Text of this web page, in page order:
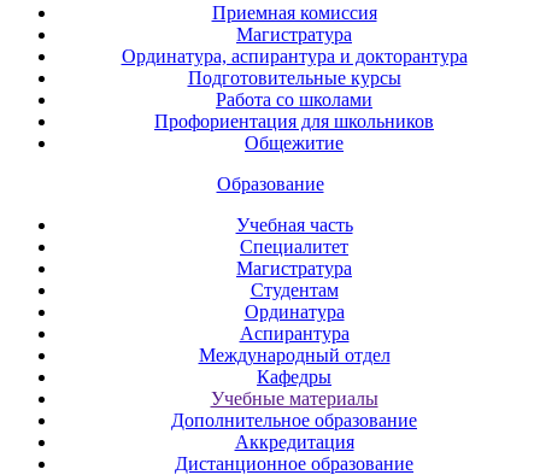
Приемная комиссия
Магистратура
Ординатура, аспирантура и докторантура
Подготовительные курсы
Работа со школами
Профориентация для школьников
Общежитие
Образование
Учебная часть
Специалитет
Магистратура
Студентам
Ординатура
Аспирантура
Международный отдел
Кафедры
Учебные материалы
Дополнительное образование
Аккредитация
Дистанционное образование